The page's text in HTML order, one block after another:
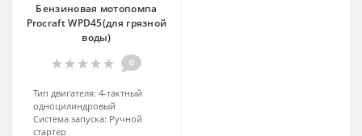
Бензиновая мотопомпа
Procraft WPD45(для грязной
воды)
0
Тип двигателя: 4-тактный
одноцилиндровый
Система запуска: Ручной
стартер